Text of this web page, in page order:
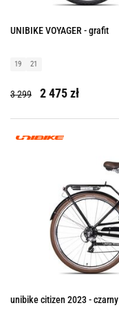
UNIBIKE VOYAGER - grafit
19 21
3 299 2 475 zł
unibike citizen 2023 - czarny